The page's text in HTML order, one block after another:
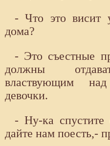
- Что это висит
дома?
- Это съестные
должны
властвующим
девочки.
- Ну-ка
дайте нам поесть,-